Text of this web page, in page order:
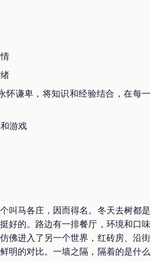
怀谦卑，将知识和经验结合，在每一
游戏
叫马各庄，因而得名。冬天去树都是
好的。路边有一排餐厅，环境和口味
佛进入了另一个世界，红砖房、沿街
明的对比。一墙之隔，隔着的是什么